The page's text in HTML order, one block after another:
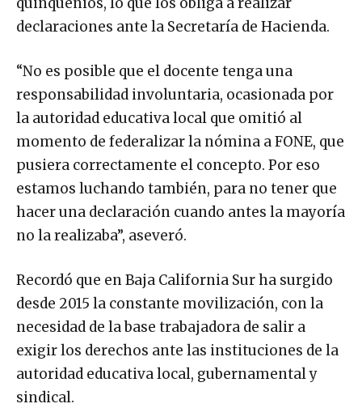
declaraciones ante la Secretaría de Hacienda.
“No es posible que el docente tenga una
responsabilidad involuntaria, ocasionada por
la autoridad educativa local que omitió al
momento de federalizar la nómina a FONE, que
pusiera correctamente el concepto. Por eso
estamos luchando también, para no tener que
hacer una declaración cuando antes la mayoría
no la realizaba”, aseveró.
Recordó que en Baja California Sur ha surgido
desde 2015 la constante movilización, con la
necesidad de la base trabajadora de salir a
exigir los derechos ante las instituciones de la
autoridad educativa local, gubernamental y
sindical.